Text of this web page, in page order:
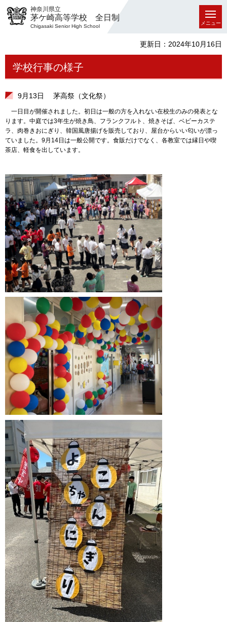
神奈川県立
茅ケ崎高等学校 全日制
Chigasaki Senior High School
メニュー
更新日：2024年10月16日
学校行事の様子
9月13日 茅高祭（文化祭）
一日目が開催されました。初日は一般の方を入れない在校生のみの発表とな
ります。中庭では3年生が焼き鳥、フランクフルト、焼きそば、ベビーカステ
ラ、肉巻きおにぎり、韓国風唐揚げを販売しており、屋台からいい匂いが漂っ
ていました。9月14日は一般公開です。食販だけでなく、各教室では縁日や喫
茶店、軽食を出しています。